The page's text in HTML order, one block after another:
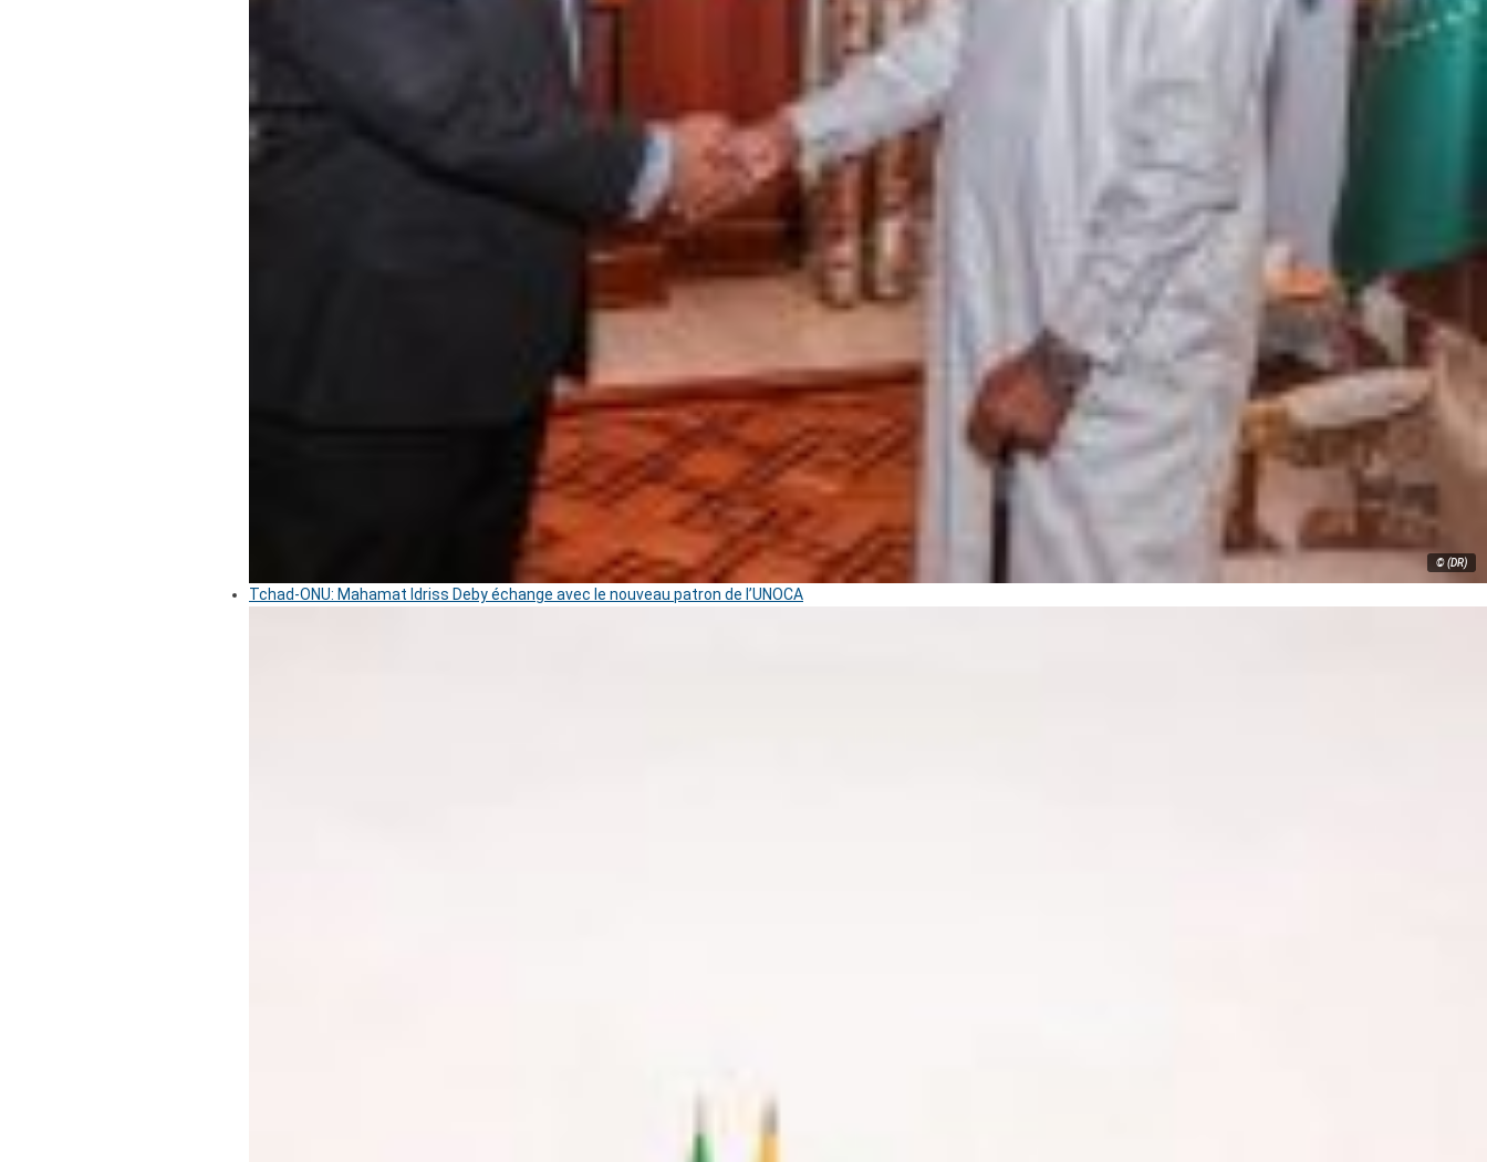
© (DR)
Tchad-ONU: Mahamat Idriss Deby échange avec le nouveau patron de l’UNOCA